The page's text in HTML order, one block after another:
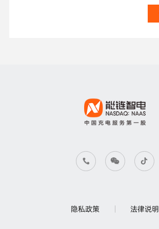
隐私政策 法律说明